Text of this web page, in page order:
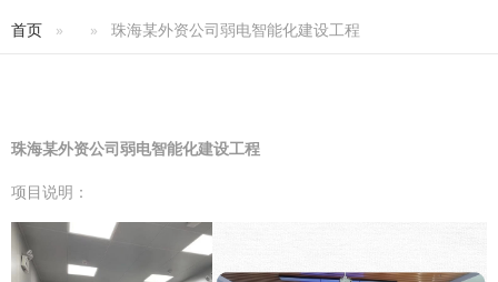
首页 珠海某外资公司弱电智能化建设工程
珠海某外资公司弱电智能化建设工程
项目说明：